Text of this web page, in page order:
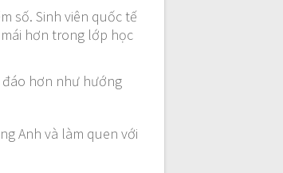
số. Sinh viên quốc tế
hơn trong lớp học
đáo hơn như hướng
Anh và làm quen với